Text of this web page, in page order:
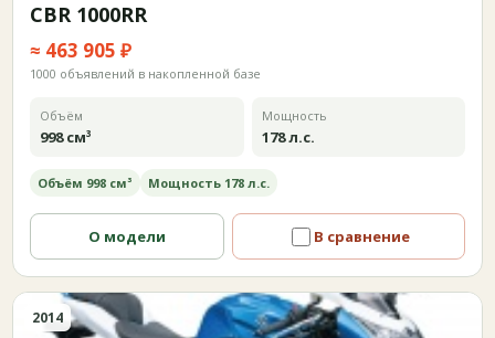
CBR 1000RR
≈ 463 905 ₽
1000 объявлений в накопленной базе
Объём
998 см³
Мощность
178 л.с.
Объём 998 см³ Мощность 178 л.с.
О модели В сравнение
2014